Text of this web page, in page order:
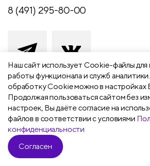
Наш сайт использует Сookie-файлы
работы функционала и служб
обработку Cookie можно в настройках
Продолжая пользоваться сайтом без
настроек, Вы даёте согласие на
файлов в соответствии с условиями
конфиденциальности
Согласен
Обратная связь
Канцелярские принадлежности
Чертежные принадлежности
Хобби и творчество
Презентационное
Школьный текстиль
Бумажная продукция
8 (491) 295-80-00
391111 Рязанская обл.,
н,
г. Рыбное, ул. Берёзовая, 13а